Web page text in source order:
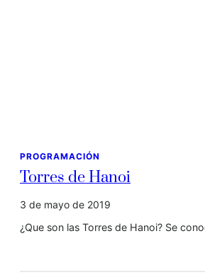
PROGRAMACIÓN
Torres de Hanoi
3 de mayo de 2019
¿Que son las Torres de Hanoi? Se